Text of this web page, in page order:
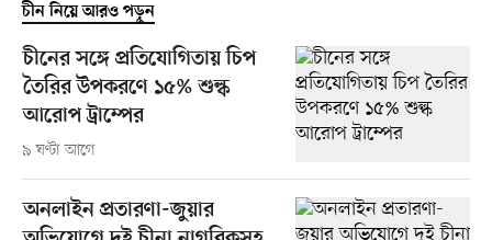
চীন নিয়ে আরও পড়ুন
চীনের সঙ্গে প্রতিযোগিতায় চিপ
তৈরির উপকরণে ১৫% শুল্ক
আরোপ ট্রাম্পের
৯ ঘণ্টা আগে
অনলাইন প্রতারণা-জুয়ার